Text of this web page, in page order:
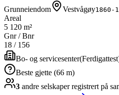
Grunneiendom
Vestvågøy1860-
Areal
5 120 m²
Gnr / Bnr
18 / 156
Bo- og servicesenter(Ferdigattest
Beste gjette (66 m)
3 andre selskaperregistrert på